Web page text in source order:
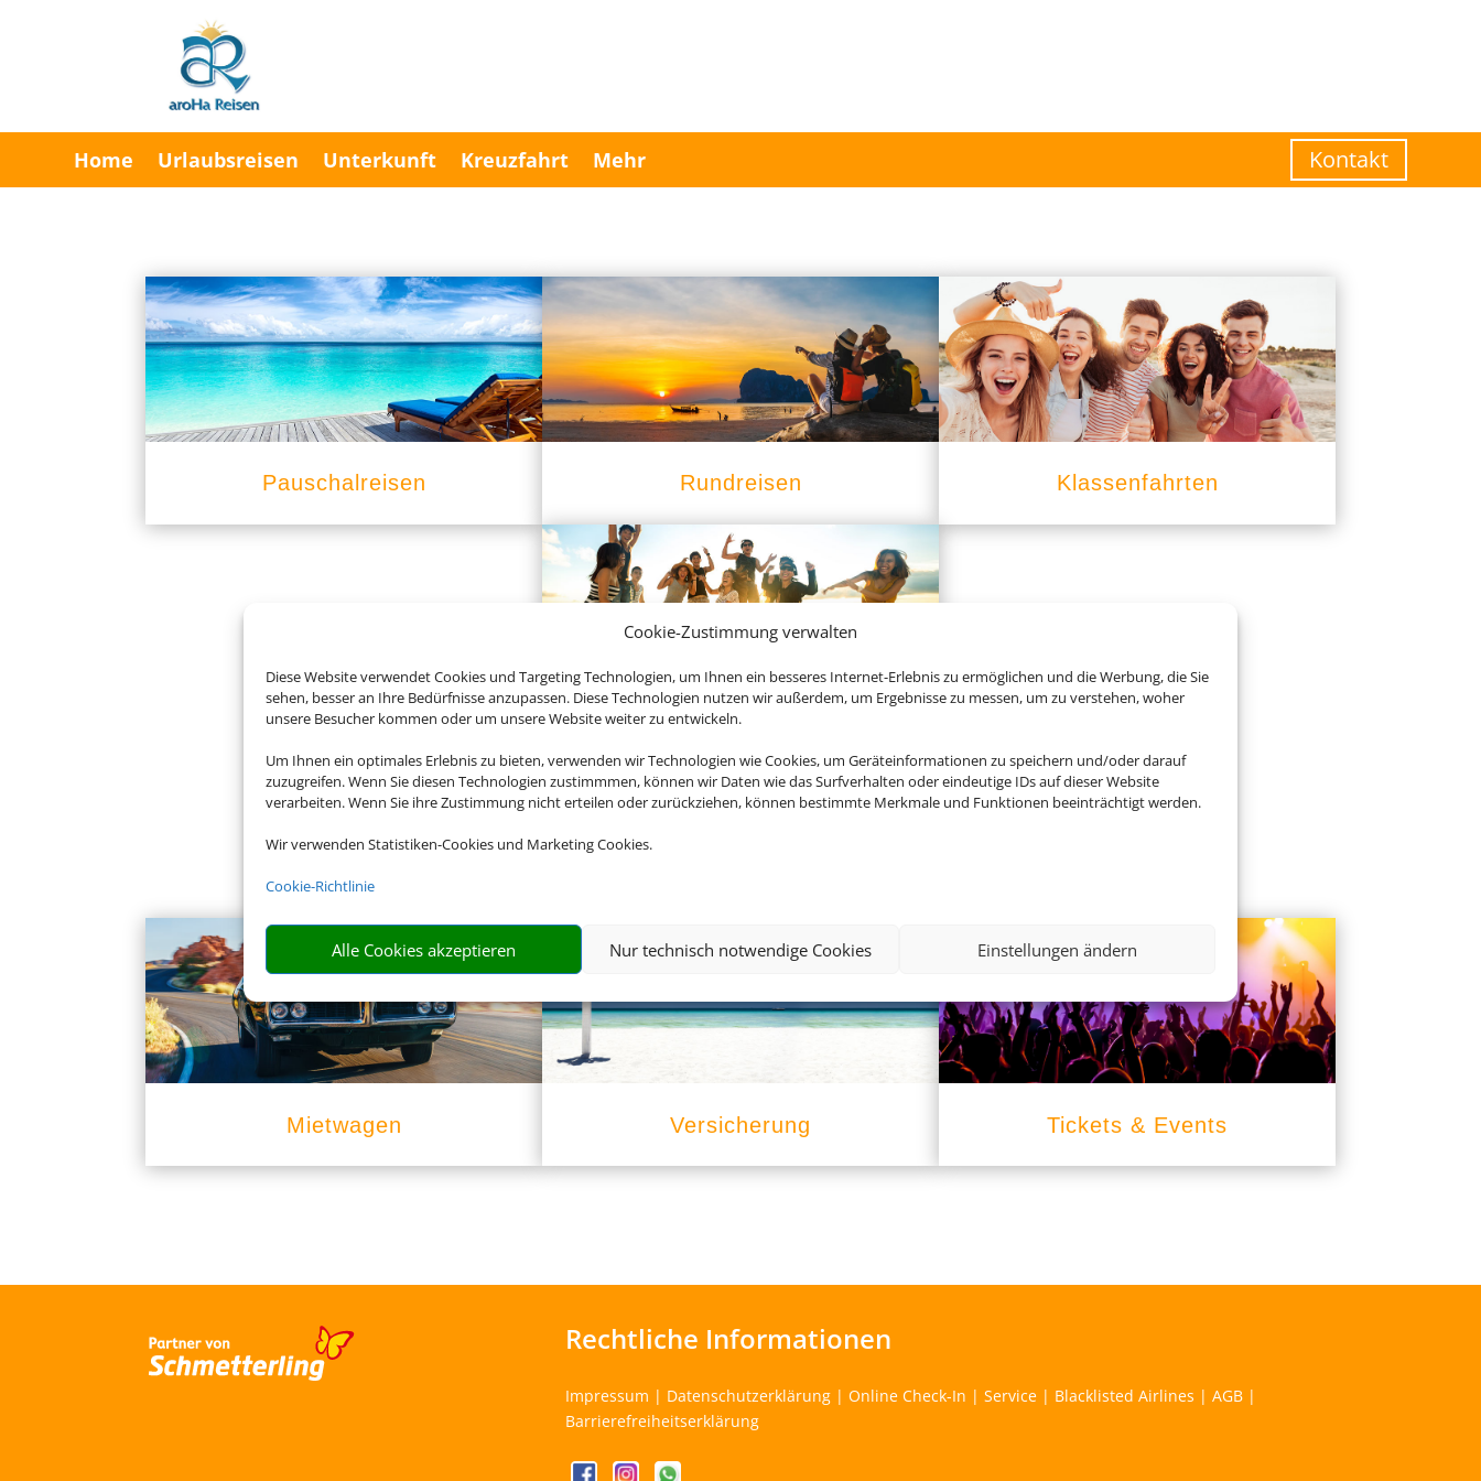
Cookie-Zustimmung verwalten
Diese Website verwendet Cookies und Targeting Technologien, um Ihnen ein besseres Internet-Erlebnis zu ermöglichen und die Werbung, die Sie
sehen, besser an Ihre Bedürfnisse anzupassen. Diese Technologien nutzen wir außerdem, um Ergebnisse zu messen, um zu verstehen, woher
unsere Besucher kommen oder um unsere Website weiter zu entwickeln.
Um Ihnen ein optimales Erlebnis zu bieten, verwenden wir Technologien wie Cookies, um Geräteinformationen zu speichern und/oder darauf
zuzugreifen. Wenn Sie diesen Technologien zustimmmen, können wir Daten wie das Surfverhalten oder eindeutige IDs auf dieser Website
verarbeiten. Wenn Sie ihre Zustimmung nicht erteilen oder zurückziehen, können bestimmte Merkmale und Funktionen beeinträchtigt werden.
Wir verwenden Statistiken-Cookies und Marketing Cookies.
Cookie-Richtlinie
Alle Cookies akzeptieren Nur technisch notwendige Cookies Einstellungen ändern
Home Urlaubsreisen Unterkunft Kreuzfahrt Mehr Kontakt
Pauschalreisen Rundreisen Klassenfahrten
Gruppenreisen
Empfehlungen für Ihre Reise
Mietwagen Versicherung Tickets & Events
Rechtliche Informationen
Impressum | Datenschutzerklärung| Online Check-In | Service| Blacklisted Airlines | AGB|
Barrierefreiheitserklärung